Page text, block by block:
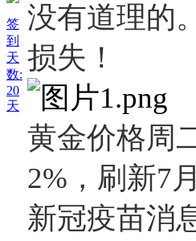
签
到
天
数:
20
天
没有道理的
损失！
黄金价格周
2%，刷新7
新冠疫苗消